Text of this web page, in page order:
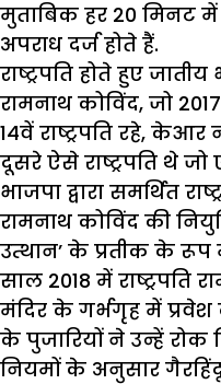
मुताबिक हर 20
अपराध दर्ज होते हैं.
राष्ट्रपति होते हुए
रामनाथ कोविंद, जो
14वें राष्ट्रपति रहे,
दूसरे ऐसे राष्ट्रपति थे
भाजपा द्वारा समर्थित
रामनाथ कोविंद की
उत्थान’ के प्रतीक के रूप
साल 2018 में राष्ट्रपति
मंदिर के गर्भगृह में
के पुजारियों ने उन्हें रोक
नियमों के अनुसार